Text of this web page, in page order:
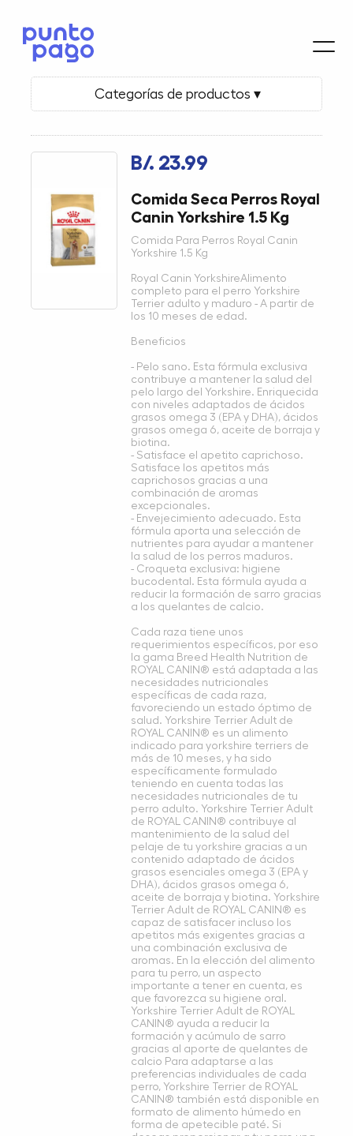
Categorías de productos ▾
B/. 23.99
Comida Seca Perros Royal
Canin Yorkshire 1.5 Kg
Comida Para Perros Royal Canin
Yorkshire 1.5 Kg
Royal Canin YorkshireAlimento
completo para el perro Yorkshire
Terrier adulto y maduro - A partir de
los 10 meses de edad.
Beneficios
- Pelo sano. Esta fórmula exclusiva
contribuye a mantener la salud del
pelo largo del Yorkshire. Enriquecida
con niveles adaptados de ácidos
grasos omega 3 (EPA y DHA), ácidos
grasos omega 6, aceite de borraja y
biotina.
- Satisface el apetito caprichoso.
Satisface los apetitos más
caprichosos gracias a una
combinación de aromas
excepcionales.
- Envejecimiento adecuado. Esta
fórmula aporta una selección de
nutrientes para ayudar a mantener
la salud de los perros maduros.
- Croqueta exclusiva: higiene
bucodental. Esta fórmula ayuda a
reducir la formación de sarro gracias
a los quelantes de calcio.
Cada raza tiene unos
requerimientos específicos, por eso
la gama Breed Health Nutrition de
ROYAL CANIN® está adaptada a las
necesidades nutricionales
específicas de cada raza,
favoreciendo un estado óptimo de
salud. Yorkshire Terrier Adult de
ROYAL CANIN® es un alimento
indicado para yorkshire terriers de
más de 10 meses, y ha sido
específicamente formulado
teniendo en cuenta todas las
necesidades nutricionales de tu
perro adulto. Yorkshire Terrier Adult
de ROYAL CANIN® contribuye al
mantenimiento de la salud del
pelaje de tu yorkshire gracias a un
contenido adaptado de ácidos
grasos esenciales omega 3 (EPA y
DHA), ácidos grasos omega 6,
aceite de borraja y biotina. Yorkshire
Terrier Adult de ROYAL CANIN® es
capaz de satisfacer incluso los
apetitos más exigentes gracias a
una combinación exclusiva de
aromas. En la elección del alimento
para tu perro, un aspecto
importante a tener en cuenta, es
que favorezca su higiene oral.
Yorkshire Terrier Adult de ROYAL
CANIN® ayuda a reducir la
formación y acúmulo de sarro
gracias al aporte de quelantes de
calcio Para adaptarse a las
preferencias individuales de cada
perro, Yorkshire Terrier de ROYAL
CANIN® también está disponible en
formato de alimento húmedo en
forma de apetecible paté. Si